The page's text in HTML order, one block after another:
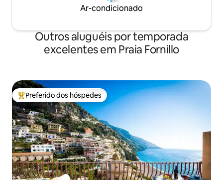
Ar-condicionado
Outros aluguéis por temporada
excelentes em Praia Fornillo
Entre os melhores preferidos dos hóspedes
Preferido dos hóspedes